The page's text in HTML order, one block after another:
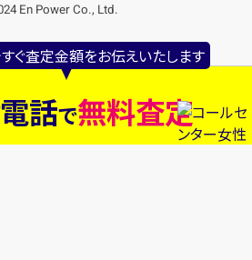
ぐ査定金額をお伝えいたします
話で無料査定
En Power Co., Ltd.